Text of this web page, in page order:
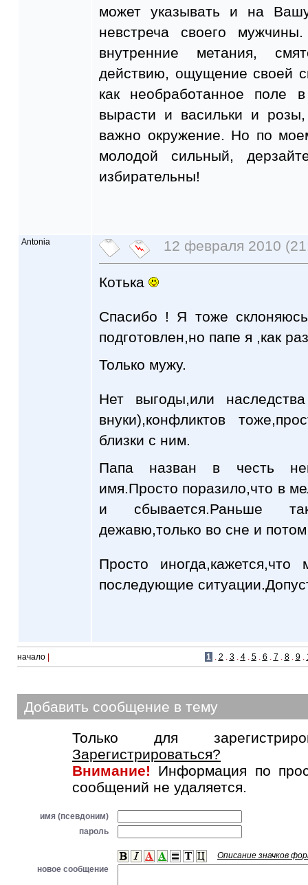
может указывать и на
невстреча своего
внутренние метания,
действию, ощущение своей
как необработанное поле
вырасти и васильки и
важно окружение. Но по
молодой сильный,
избирательны!
Antonia 12 февраля 2010
Котька
Спасибо ! Я тоже
подготовлен,но папе я ,как
Только мужу.
Нет выгоды,или
внуки),конфликтов
близки с ним.
Папа назван в честь
имя.Просто поразило,что в
и сбывается.Раньше
дежавю,только во сне и
Просто
последующие
начало 1 . 2 . 3 . 4 . 5 . 6 . 7 . 8 . 9 .
Добавить сообщение в тему
Только для
Зарегистрироваться?
Внимание! Информация по
сообщений не удаляется.
имя (псевдоним)
пароль
Описание значков
новое сообщение